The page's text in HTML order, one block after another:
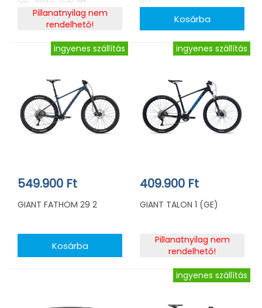
Pillanatnyilag nem
rendelhető!
ingyenes szállítás
549.900 Ft
GIANT FATHOM 29 2
ingyenes szállítás
409.900 Ft
GIANT TALON 1 (GE)
Pillanatnyilag nem
rendelhető!
ingyenes szállítás